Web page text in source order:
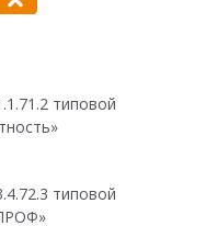
типовой
типовой